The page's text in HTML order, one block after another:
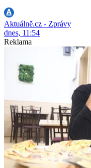
Aktuálně.cz - Zprávy
dnes, 11:54
Reklama